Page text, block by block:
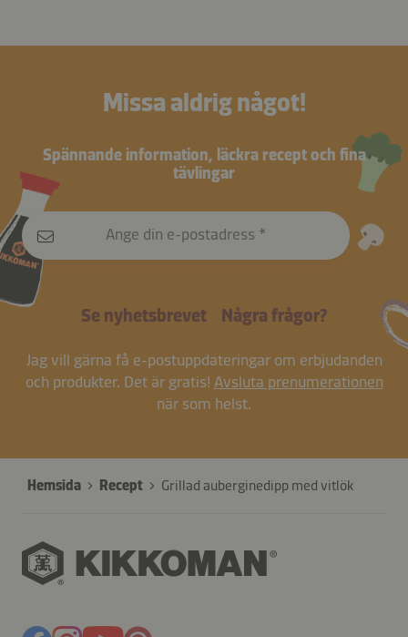
Missa aldrig något!
Spännande information, läckra recept och fina
tävlingar
Ange din e-postadress
Se nyhetsbrevet Några frågor?
Jag vill gärna få e-postuppdateringar om erbjudanden
och produkter. Det är gratis! Avsluta prenumerationen
när som helst.
Hemsida Recept Grillad auberginedipp med vitlök